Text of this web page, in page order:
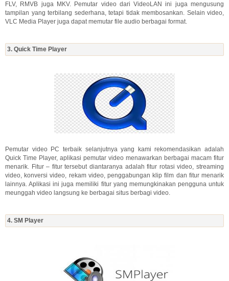
FLV, RMVB juga MKV. Pemutar video dari VideoLAN ini juga mengusung
tampilan yang terbilang sederhana, tetapi tidak membosankan. Selain video,
VLC Media Player juga dapat memutar file audio berbagai format.
3. Quick Time Player
Pemutar video PC terbaik selanjutnya yang kami rekomendasikan adalah
Quick Time Player, aplikasi pemutar video menawarkan berbagai macam fitur
menarik. Fitur – fitur tersebut diantaranya adalah fitur rotasi video, streaming
video, konversi video, rekam video, penggabungan klip film dan fitur menarik
lainnya. Aplikasi ini juga memiliki fitur yang memungkinakan pengguna untuk
meunggah video langsung ke berbagai situs berbagi video.
4. SM Player